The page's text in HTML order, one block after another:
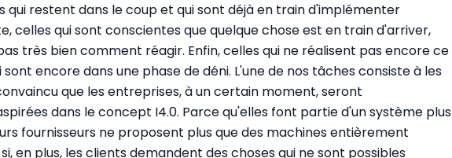
qui restent dans le coup et qui sont déjà en train d'implémenter
celles qui sont conscientes que quelque chose est en train d'arriver,
très bien comment réagir. Enfin, celles qui ne réalisent pas encore ce
encore dans une phase de déni. L'une de nos tâches consiste à les
que les entreprises, à un certain moment, seront
dans le concept I4.0. Parce qu'elles font partie d'un système plus
fournisseurs ne proposent plus que des machines entièrement
en plus, les clients demandent des choses qui ne sont possibles